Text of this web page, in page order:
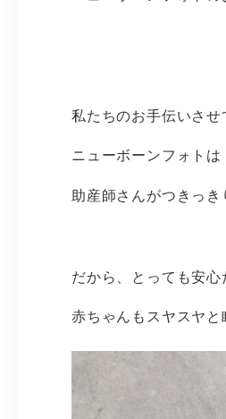
私たちのお手伝いさせ
ニューボーンフォトは
助産師さんがつきっき
だから、とっても安心
赤ちゃんもスヤスヤと